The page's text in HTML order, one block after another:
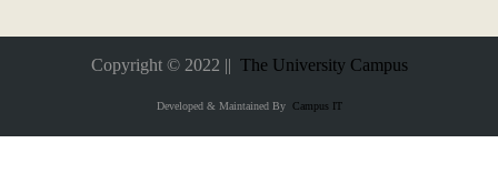
Copyright © 2022 || The University Campus
Developed & Maintained ByCampus IT